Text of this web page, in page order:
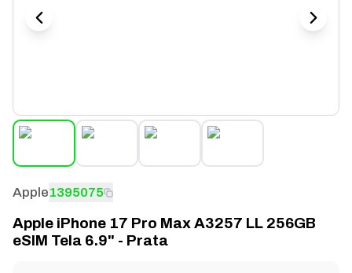
Apple1395075
Apple iPhone 17 Pro Max A3257 LL 256GB
eSIM Tela 6.9" - Prata